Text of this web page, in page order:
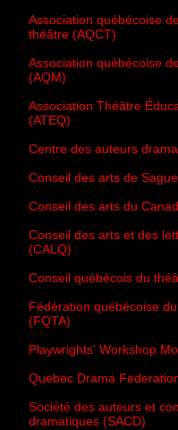
Association québécoise
théâtre (AQCT)
Association québécoise
(AQM)
Association Théâtre
(ATEQ)
Centre des auteurs
Conseil des arts de
Conseil des arts du
Conseil des arts et des
(CALQ)
Conseil québécois du
Fédération québécoise
(FQTA)
Playwrights' Workshop
Quebec Drama
Société des auteurs et
dramatiques (SACD)